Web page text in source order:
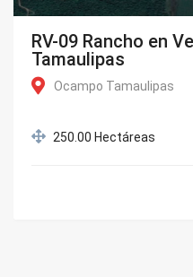
RV-09 Rancho en
Tamaulipas
Ocampo Tamaulipas
250.00 Hectáreas